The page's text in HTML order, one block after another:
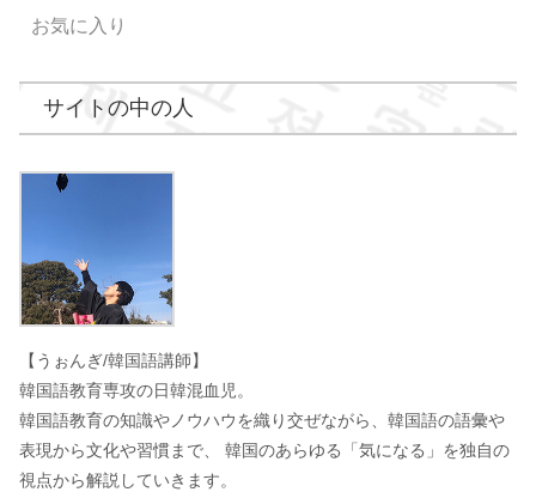
お気に入り
サイトの中の人
うぉんぎ
【うぉんぎ/韓国語講師】
韓国語教育専攻の日韓混血児。
韓国語教育の知識やノウハウを織り交ぜながら、韓国語の語彙や
表現から文化や習慣まで、 韓国のあらゆる「気になる」を独自の
視点から解説していきます。